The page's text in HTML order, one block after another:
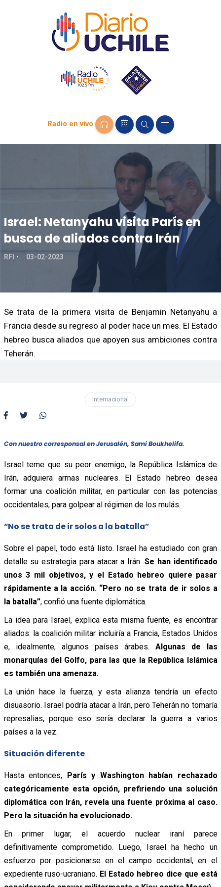
Radio en vivo
Israel: Netanyahu visita París en
busca de aliados contra Irán
RFI 03-02-2023
Se trata de la primera visita de Benjamin Netanyahu a
Francia desde su regreso al poder hace un mes. El Estado
hebreo busca aliados que apoyen sus ambiciones contra
Teherán.
Internacional
Con nuestro corresponsal en Jerusalén, Sami Boukhelifa.
Israel teme que su peor enemigo, la República Islámica de
Irán, adquiera armas nucleares. El Estado hebreo desea
formar una coalición militar, en particular con las potencias
occidentales, para golpear al régimen de los mulás.
“No se trata de ir solos a la batalla”
Sobre el papel, todo está listo. Israel ha estudiado con gran
detalle su estrategia para atacar a Irán. Se han identificado
unos 3 mil objetivos, y el Estado hebreo quiere pasar
rápidamente a la acción. “Pero no se trata de ir solos a
la batalla”, confió una fuente diplomática.
La idea para Israel, explica esta misma fuente, es encontrar
aliados: la coalición militar incluiría a Francia, Estados Unidos
e, idealmente, algunos países árabes. Algunas de las
monarquías del Golfo, para las que la República Islámica
es también una amenaza.
La unión hace la fuerza, y esta alianza tendría un efecto
disuasorio. Israel podría atacar a Irán, pero Teherán no tomaría
represalias, porque eso sería declarar la guerra a varios
países a la vez.
Situación diferente
Hasta entonces, París y Washington habían rechazado
categóricamente esta opción, prefiriendo una solución
diplomática con Irán, revela una fuente próxima al caso.
Pero la situación ha evolucionado.
En primer lugar, el acuerdo nuclear iraní parece
definitivamente comprometido. Luego, Israel ha hecho un
esfuerzo por posicionarse en el campo occidental, en el
expediente ruso-ucraniano. El Estado hebreo dice que está